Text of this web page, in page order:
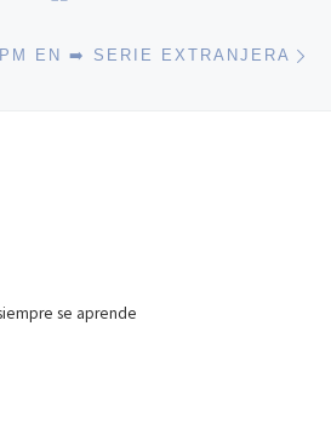
EN ➡️ SERIE EXTRANJERA
se aprende